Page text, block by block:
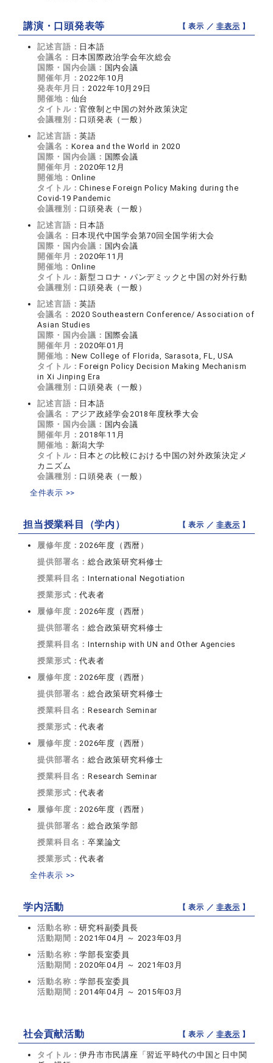
講演・口頭発表等 【 表示 ／非表示 】
記述言語： 日本語
会議名： 日本国際政治学会年次総会
国際・国内会議： 国内会議
開催年月：2022年10月
発表年月日：2022年10月29日
開催地： 仙台
タイトル：官僚制と中国の対外政策決定
会議種別： 口頭発表（一般）
記述言語：英語
会議名： Korea and the World in 2020
国際・国内会議： 国際会議
開催年月：2020年12月
開催地： Online
タイトル：Chinese Foreign Policy Making during the
Covid-19 Pandemic
会議種別： 口頭発表（一般）
記述言語： 日本語
会議名： 日本現代中国学会第70回全国学術大会
国際・国内会議： 国内会議
開催年月：2020年11月
開催地： Online
タイトル： 新型コロナ・パンデミックと中国の対外行動
会議種別： 口頭発表（一般）
記述言語：英語
会議名： 2020 Southeastern Conference/ Association of
Asian Studies
国際・国内会議： 国際会議
開催年月：2020年01月
開催地： New College of Florida, Sarasota, FL, USA
タイトル：Foreign Policy Decision Making Mechanism
in Xi Jinping Era
会議種別： 口頭発表（一般）
記述言語： 日本語
会議名： アジア政経学会2018年度秋季大会
国際・国内会議： 国内会議
開催年月：2018年11月
開催地： 新潟大学
タイトル： 日本との比較における中国の対外政策決定メ
カニズム
会議種別： 口頭発表（一般）
全件表示 >>
担当授業科目（学内） 【 表示 ／非表示 】
履修年度：2026年度（西暦）
提供部署名：総合政策研究科修士
授業科目名：International Negotiation
授業形式：代表者
履修年度：2026年度（西暦）
提供部署名：総合政策研究科修士
授業科目名：Internship with UN and Other Agencies
授業形式：代表者
履修年度：2026年度（西暦）
提供部署名：総合政策研究科修士
授業科目名：Research Seminar
授業形式：代表者
履修年度：2026年度（西暦）
提供部署名：総合政策研究科修士
授業科目名：Research Seminar
授業形式：代表者
履修年度：2026年度（西暦）
提供部署名：総合政策学部
授業科目名：卒業論文
授業形式：代表者
全件表示 >>
学内活動 【 表示 ／非表示 】
活動名称：研究科副委員長
活動期間：2021年04月 ～ 2023年03月
活動名称：学部長室委員
活動期間：2020年04月 ～ 2021年03月
活動名称：学部長室委員
活動期間：2014年04月 ～ 2015年03月
社会貢献活動 【 表示 ／非表示 】
タイトル：伊丹市市民講座「習近平時代の中国と日中関